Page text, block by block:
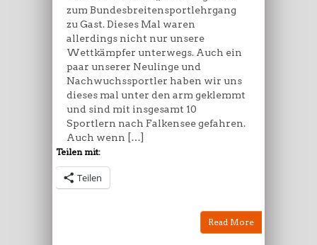
zum Bundesbreitensportlehrgang
zu Gast. Dieses Mal waren
allerdings nicht nur unsere
Wettkämpfer unterwegs. Auch ein
paar unserer Neulinge und
Nachwuchssportler haben wir uns
dieses mal unter den arm geklemmt
und sind mit insgesamt 10
Sportlern nach Falkensee gefahren.
Auch wenn […]
Teilen mit:
Teilen
Read More